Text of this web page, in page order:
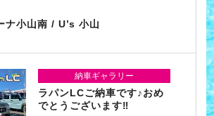
ナ小山南 / U’s 小山
納車ギャラリー
ラパンLCご納車です♪おめ
でとうございます‼